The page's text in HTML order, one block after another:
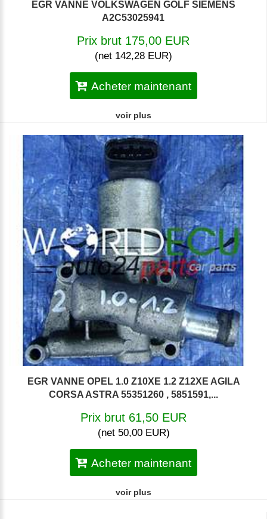
EGR VANNE VOLKSWAGEN GOLF SIEMENS
A2C53025941
Prix brut 175,00 EUR
(net 142,28 EUR)
Acheter maintenant
voir plus
EGR VANNE OPEL 1.0 Z10XE 1.2 Z12XE AGILA
CORSA ASTRA 55351260 , 5851591,...
Prix brut 61,50 EUR
(net 50,00 EUR)
Acheter maintenant
voir plus